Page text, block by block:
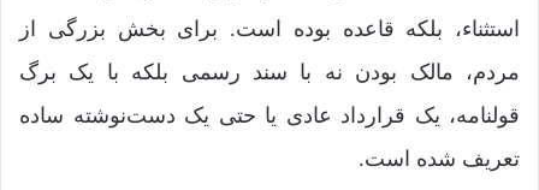
استثناء، بلکه قاعده بوده است. برای بخش بزرگی از
مردم، مالک بودن نه با سند رسمی بلکه با یک برگ
قولنامه، یک قرارداد عادی یا حتی یک دست‌نوشته ساده
تعریف شده است.